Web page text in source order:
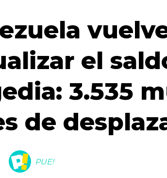
el
3.535
de
PUE!